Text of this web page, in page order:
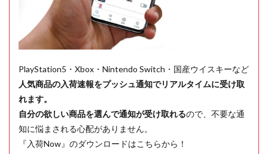
PlayStation5・Xbox・Nintendo Switch・国産ウイスキーなど
人気商品の入荷速報をプッシュ通知でリアルタイムに受け取
れます。
自分の欲しい商品を選んで通知が受け取れるので、不要な通
知に悩まされる心配がありません。
『入荷Now』のダウンロードはこちらから！